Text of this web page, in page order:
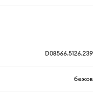
D08566.5126.239
бежов